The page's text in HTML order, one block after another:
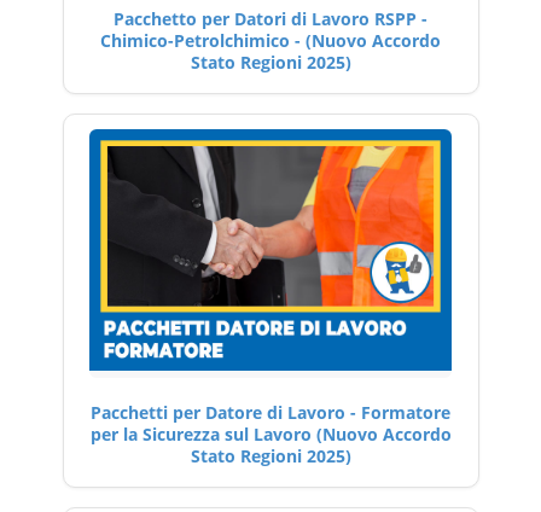
Pacchetto per Datori di Lavoro RSPP -
Chimico-Petrolchimico - (Nuovo Accordo
Stato Regioni 2025)
Pacchetti per Datore di Lavoro - Formatore
per la Sicurezza sul Lavoro (Nuovo Accordo
Stato Regioni 2025)